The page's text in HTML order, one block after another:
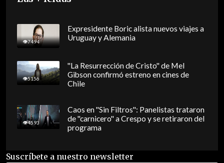
7494
Expresidente Boric alista nuevos viajes a
Uruguay y Alemania
5156
"La Resurrección de Cristo" de Mel
Gibson confirmó estreno en cines de
Chile
4593
Caos en "Sin Filtros": Panelistas trataron
de "carnicero" a Crespo y se retiraron del
programa
Suscríbete a nuestro newsletter